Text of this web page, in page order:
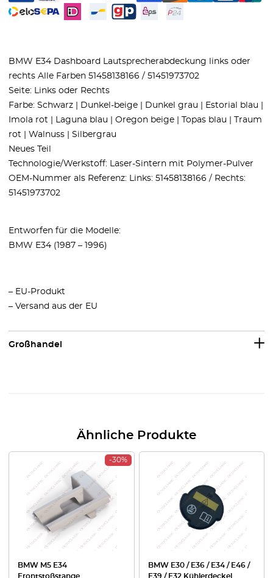
BMW E34 Dashboard Lautsprecherabdeckung links oder
rechts Alle Farben 51458138166 / 51451973702
Seite: Links oder Rechts
Farbe: Schwarz | Dunkel-beige | Dunkel grau | Estorial blau |
Imola rot | Laguna blau | Oregon beige | Topas blau | Traum
rot | Walnuss | Silbergrau
Neues Teil
Technologie/Werkstoff: Laser-Sintern mit Polymer-Pulver
OEM-Nummer als Referenz: Links: 51458138166 / Rechts:
51451973702
Entworfen für die Modelle:
BMW E34 (1987 – 1996)
– EU-Produkt
– Versand aus der EU
Großhandel
Ähnliche Produkte
-30%
BMW M5 E34
Frontstoßstange
BMW E30 / E36 / E34 / E46 /
E39 / E32 Kühlerdeckel